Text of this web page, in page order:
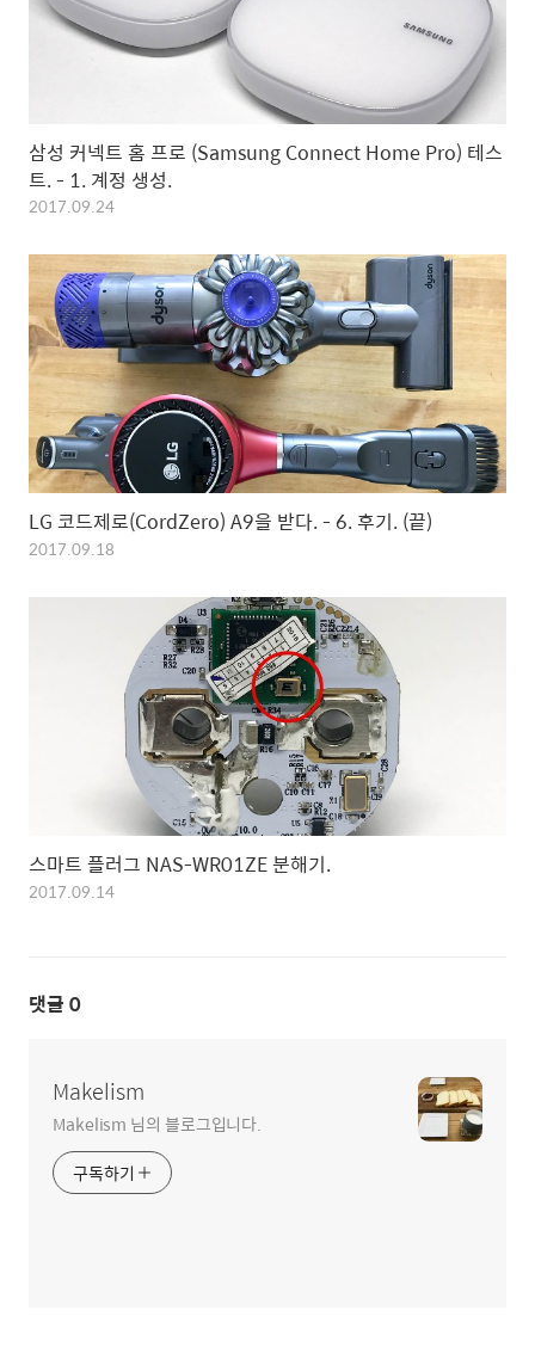
삼성 커넥트 홈 프로 (Samsung Connect Home Pro) 테스
트. - 1. 계정 생성.
2017.09.24
LG 코드제로(CordZero) A9을 받다. - 6. 후기. (끝)
2017.09.18
스마트 플러그 NAS-WR01ZE 분해기.
2017.09.14
댓글 0
Makelism
Makelism 님의 블로그입니다.
구독하기